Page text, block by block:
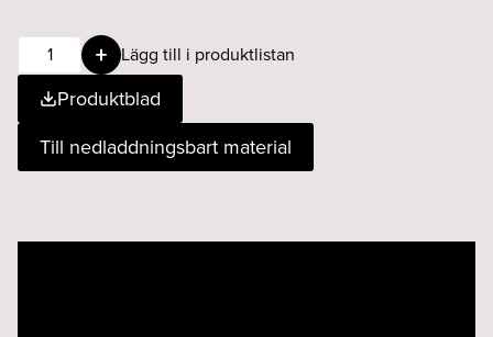
BEAM
wallwasher
13W
High
930
T/s
Lägg till i produktlistan
Produktblad
Till nedladdningsbart material